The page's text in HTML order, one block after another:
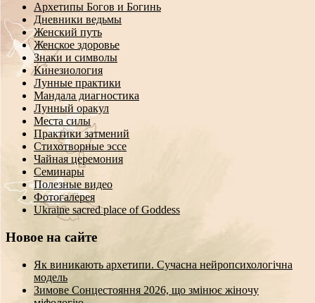
Архетипы Богов и Богинь
Дневники ведьмы
Женский путь
Женское здоровье
Знаки и символы
Кинезиология
Лунные практики
Мандала диагностика
Лунный оракул
Места силы
Практики затмений
Стихотворные эссе
Чайная церемония
Семинары
Полезные видео
Фотогалерея
Ukraine sacred place of Goddess
Новое на сайте
Як виникають архетипи. Сучасна нейропсихологічна
модель
Зимове Сонцестояння 2026, що змінює жіночу